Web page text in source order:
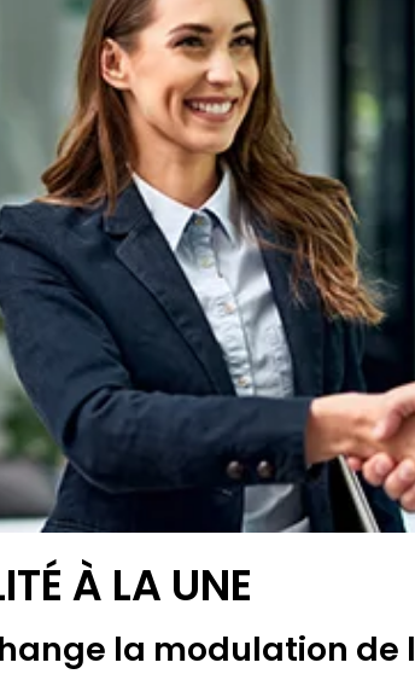
À LA UNE
la modulation de